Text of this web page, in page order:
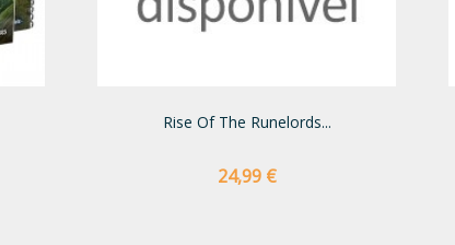
Rise Of The Runelords...
Preço
24,99 €